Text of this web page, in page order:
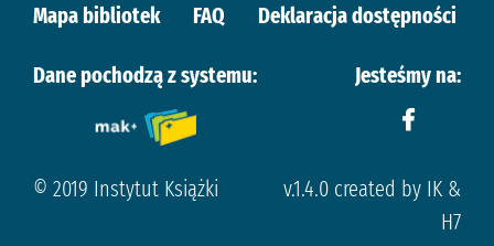
Mapa bibliotek
FAQ Deklaracja dostępności
Dane pochodzą z systemu: Jesteśmy na:
© 2019 Instytut Książki
v.1.4.0 created by IK &
H7